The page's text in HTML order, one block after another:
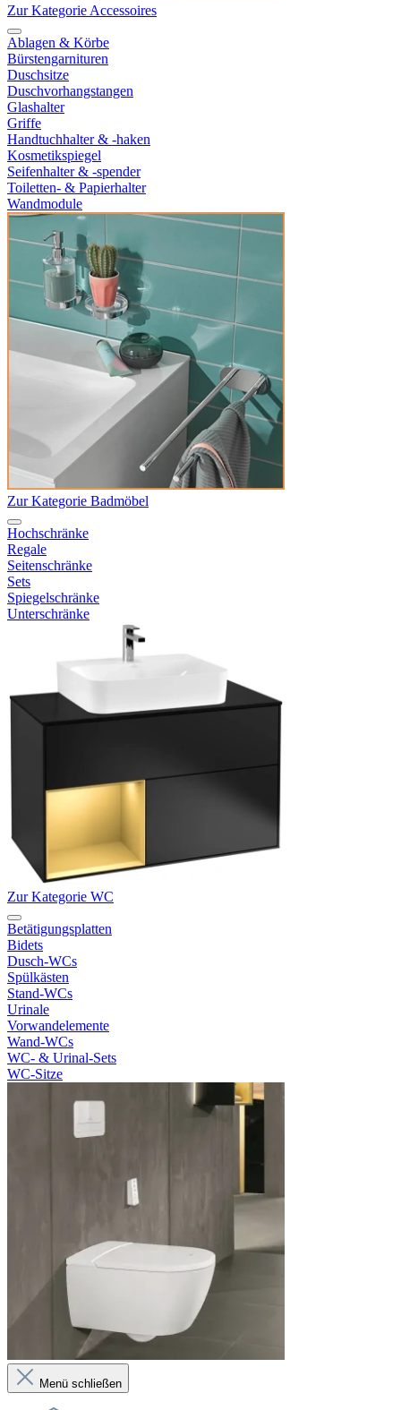
Zur Kategorie Accessoires
Ablagen & Körbe
Bürstengarnituren
Duschsitze
Duschvorhangstangen
Glashalter
Griffe
Handtuchhalter & -haken
Kosmetikspiegel
Seifenhalter & -spender
Toiletten- & Papierhalter
Wandmodule
Zur Kategorie Badmöbel
Hochschränke
Regale
Seitenschränke
Sets
Spiegelschränke
Unterschränke
Zur Kategorie WC
Betätigungsplatten
Bidets
Dusch-WCs
Spülkästen
Stand-WCs
Urinale
Vorwandelemente
Wand-WCs
WC- & Urinal-Sets
WC-Sitze
Menü schließen